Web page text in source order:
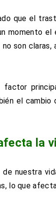
que el
momento
son
el cambio
la
nuestra
lo que